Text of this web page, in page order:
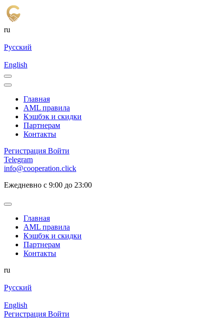
ru
Русский
English
Главная
AML правила
Кэшбэк и cкидки
Партнерам
Контакты
Регистрация Войти
Telegram
info@cooperation.click
Ежедневно с 9:00 до 23:00
Главная
AML правила
Кэшбэк и cкидки
Партнерам
Контакты
ru
Русский
English
Регистрация Войти